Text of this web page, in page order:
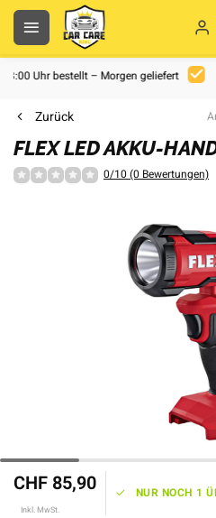
Uhr bestellt – Morgen geliefert
Zurück
FLEX LED AKKU-
0/10 (0 Bewertungen)
CHF 85,90
Inkl. MwSt.
NUR NOCH 1